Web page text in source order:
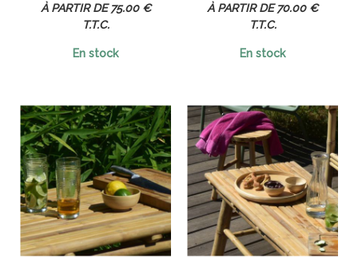
75.00 €
T.T.C.
En stock
70.00 €
T.T.C.
En stock